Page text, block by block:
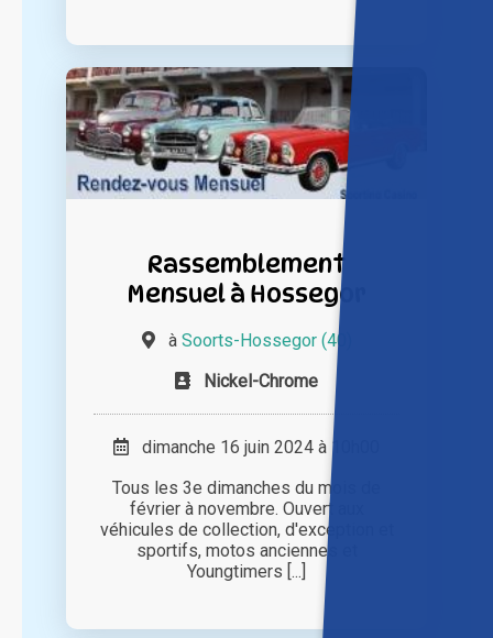
Rassemblement
Mensuel à Hossegor
à Soorts-Hossegor (40)
Nickel-Chrome
dimanche 16 juin 2024 à 10h00
Tous les 3e dimanches du mois de
février à novembre. Ouvert aux
véhicules de collection, d'exception et
sportifs, motos anciennes et
Youngtimers [...]